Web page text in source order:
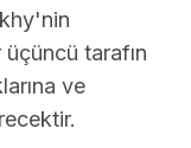
tarafın
ve